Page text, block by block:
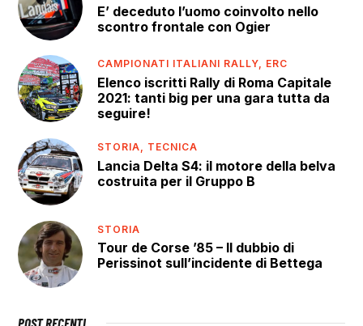
E’ deceduto l’uomo coinvolto nello
scontro frontale con Ogier
CAMPIONATI ITALIANI RALLY, ERC
Elenco iscritti Rally di Roma Capitale
2021: tanti big per una gara tutta da
seguire!
STORIA, TECNICA
Lancia Delta S4: il motore della belva
costruita per il Gruppo B
STORIA
Tour de Corse ’85 – Il dubbio di
Perissinot sull’incidente di Bettega
POST RECENTI